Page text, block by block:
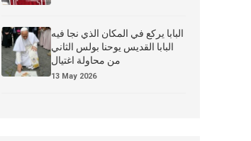
البابا يركع في المكان الذي نجا فيه
البابا القديس يوحنا بولس الثاني
من محاولة اغتيال
13 May 2026